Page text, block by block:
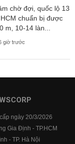
chờ đợi, quốc lộ 13
chuẩn bị được
m, 10-14 làn...
giờ trước
ngày 20/3/2026
Gia Định - TP.HCM
- TP. Hà Nội